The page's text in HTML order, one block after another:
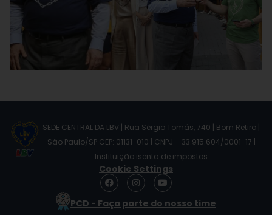
SEDE CENTRAL DA LBV | Rua Sérgio Tomás, 740 | Bom Retiro |
São Paulo/SP CEP: 01131-010 | CNPJ – 33.915.604/0001-17 |
Instituição isenta de impostos
Cookie Settings
F
a
e
I
n
s
t
Y
o
t
PCD - Faça parte do nosso time